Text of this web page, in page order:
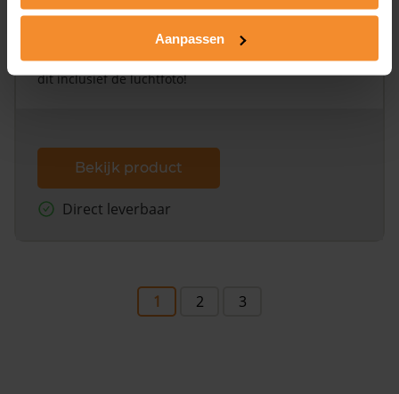
Aanpassen
Alleen globale ligging perceel
Een uitgebreid overzicht van het perceel en
omliggende percelen met de kadastrale erfgrenzen,
dit inclusief de luchtfoto!
Bekijk product
Direct leverbaar
1 2 3